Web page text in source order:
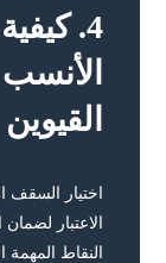
4.
القيوين
اختيار
الاعتبار
النقاط المهمة